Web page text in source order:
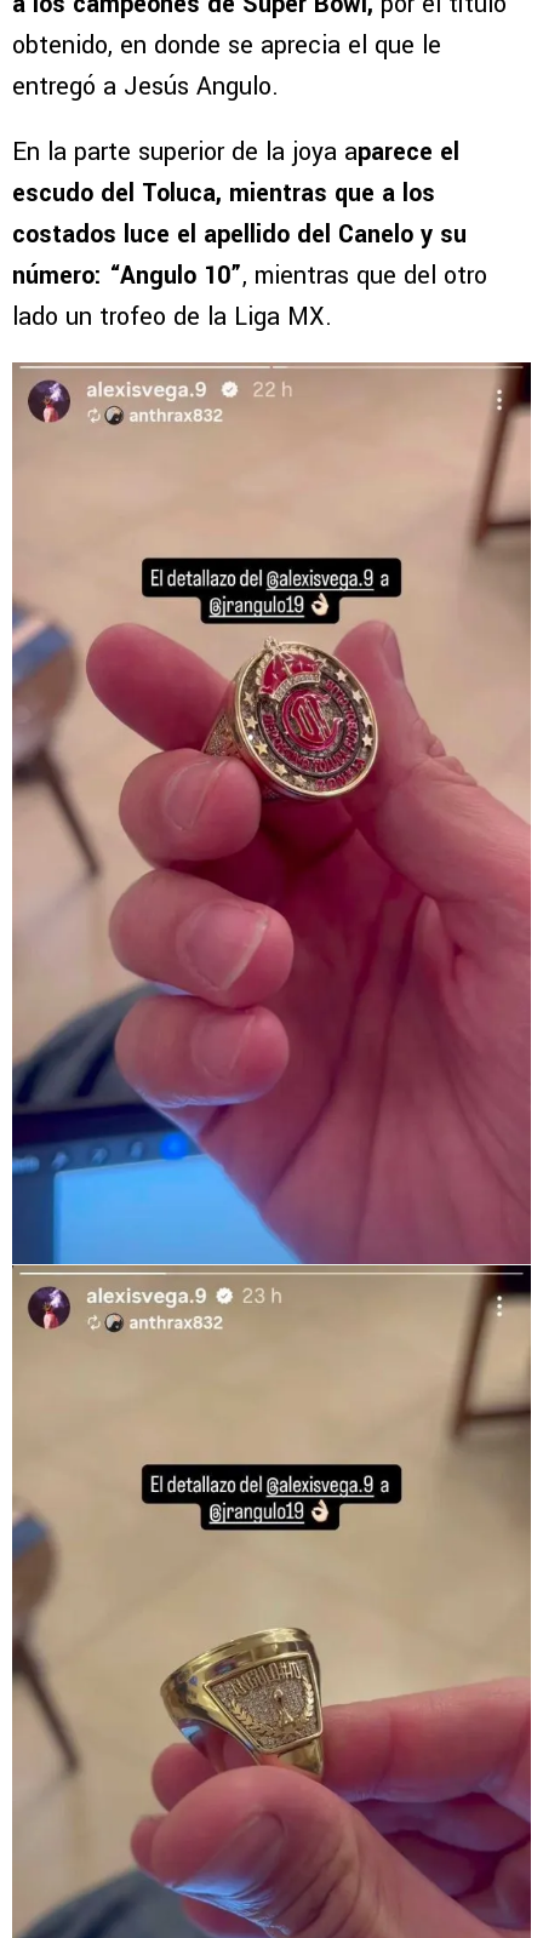
obtenido, en donde se aprecia el que le
entregó a Jesús Angulo.
En la parte superior de la joya aparece el
escudo del Toluca, mientras que a los
costados luce el apellido del Canelo y su
número: “Angulo 10”, mientras que del otro
lado un trofeo de la Liga MX.